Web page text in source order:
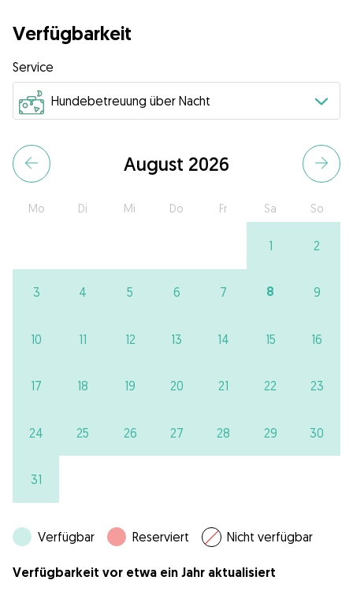
Verfügbarkeit
Service
August 2026
Mo Di Mi Do Fr Sa So
1 2
3 4 5 6 7 8 9
10 11 12 13 14 15 16
17 18 19 20 21 22 23
24 25 26 27 28 29 30
31
Verfügbar Reserviert Nicht verfügbar
Verfügbarkeit vor etwa ein Jahr aktualisiert